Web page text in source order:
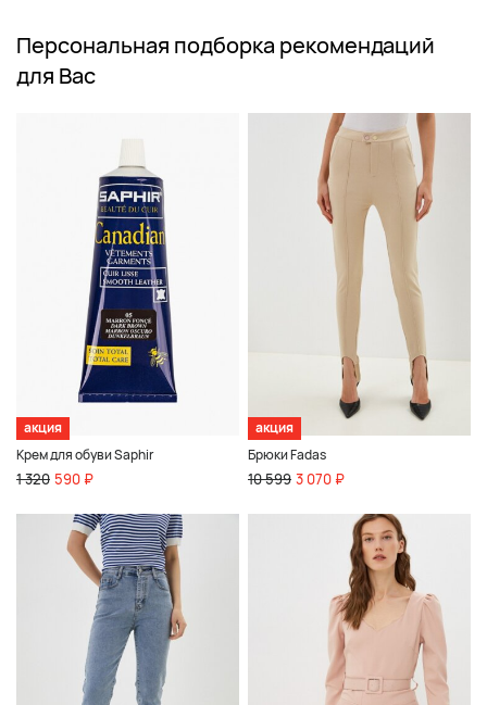
Персональная подборка рекомендаций
для Вас
акция
Крем для обуви Saphir
1 320 590 ₽
акция
Брюки Fadas
10 599 3 070 ₽